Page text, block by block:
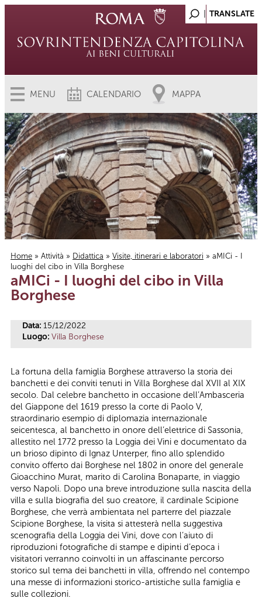
MENU CALENDARIO MAPPA
Tu sei qui
Home » Attività » Didattica » Visite, itinerari e laboratori » aMICi - I
luoghi del cibo in Villa Borghese
aMICi - I luoghi del cibo in Villa
Borghese
Data: 15/12/2022
Luogo: Villa Borghese
La fortuna della famiglia Borghese attraverso la storia dei
banchetti e dei conviti tenuti in Villa Borghese dal XVII al XIX
secolo. Dal celebre banchetto in occasione dell’Ambasceria
del Giappone del 1619 presso la corte di Paolo V,
straordinario esempio di diplomazia internazionale
seicentesca, al banchetto in onore dell’elettrice di Sassonia,
allestito nel 1772 presso la Loggia dei Vini e documentato da
un brioso dipinto di Ignaz Unterper, fino allo splendido
convito offerto dai Borghese nel 1802 in onore del generale
Gioacchino Murat, marito di Carolina Bonaparte, in viaggio
verso Napoli. Dopo una breve introduzione sulla nascita della
villa e sulla biografia del suo creatore, il cardinale Scipione
Borghese, che verrà ambientata nel parterre del piazzale
Scipione Borghese, la visita si attesterà nella suggestiva
scenografia della Loggia dei Vini, dove con l’aiuto di
riproduzioni fotografiche di stampe e dipinti d’epoca i
visitatori verranno coinvolti in un affascinante percorso
storico sul tema dei banchetti in villa, offrendo nel contempo
una messe di informazioni storico-artistiche sulla famiglia e
sulle collezioni.